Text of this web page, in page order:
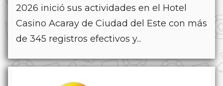
2026 inició sus actividades en el Hotel
Casino Acaray de Ciudad del Este con más
de 345 registros efectivos y...